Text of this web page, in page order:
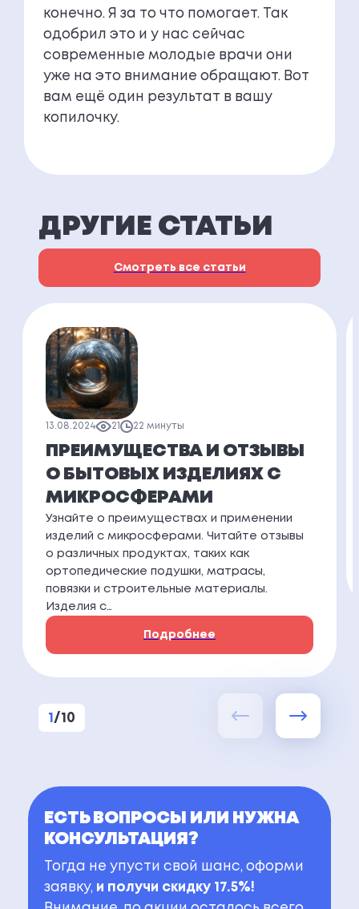
конечно. Я за то что помогает. Так
одобрил это и у нас сейчас
современные молодые врачи они
уже на это внимание обращают. Вот
вам ещё один результат в вашу
копилочку.
ДРУГИЕ СТАТЬИ
Смотреть все статьи
13.08.2024 21 22 минуты
ПРЕИМУЩЕСТВА И ОТЗЫВЫ
О БЫТОВЫХ ИЗДЕЛИЯХ С
МИКРОСФЕРАМИ
Узнайте о преимуществах и применении
изделий с микросферами. Читайте отзывы
о различных продуктах, таких как
ортопедические подушки, матрасы,
повязки и строительные материалы.
Изделия с…
Подробнее
1 / 10
ЕСТЬ ВОПРОСЫ ИЛИ НУЖНА
КОНСУЛЬТАЦИЯ?
Тогда не упусти свой шанс, оформи
заявку, и получи скидку 17.5%!